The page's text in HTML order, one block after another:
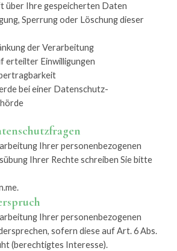
über Ihre gespeicherten Daten
Sperrung oder Löschung dieser
der Verarbeitung
erteilter Einwilligungen
bei einer Datenschutz-
Ihrer personenbezogenen
Ihrer Rechte schreiben Sie bitte
.
Ihrer personenbezogenen
sofern diese auf Art. 6 Abs.
(berechtigtes Interesse).